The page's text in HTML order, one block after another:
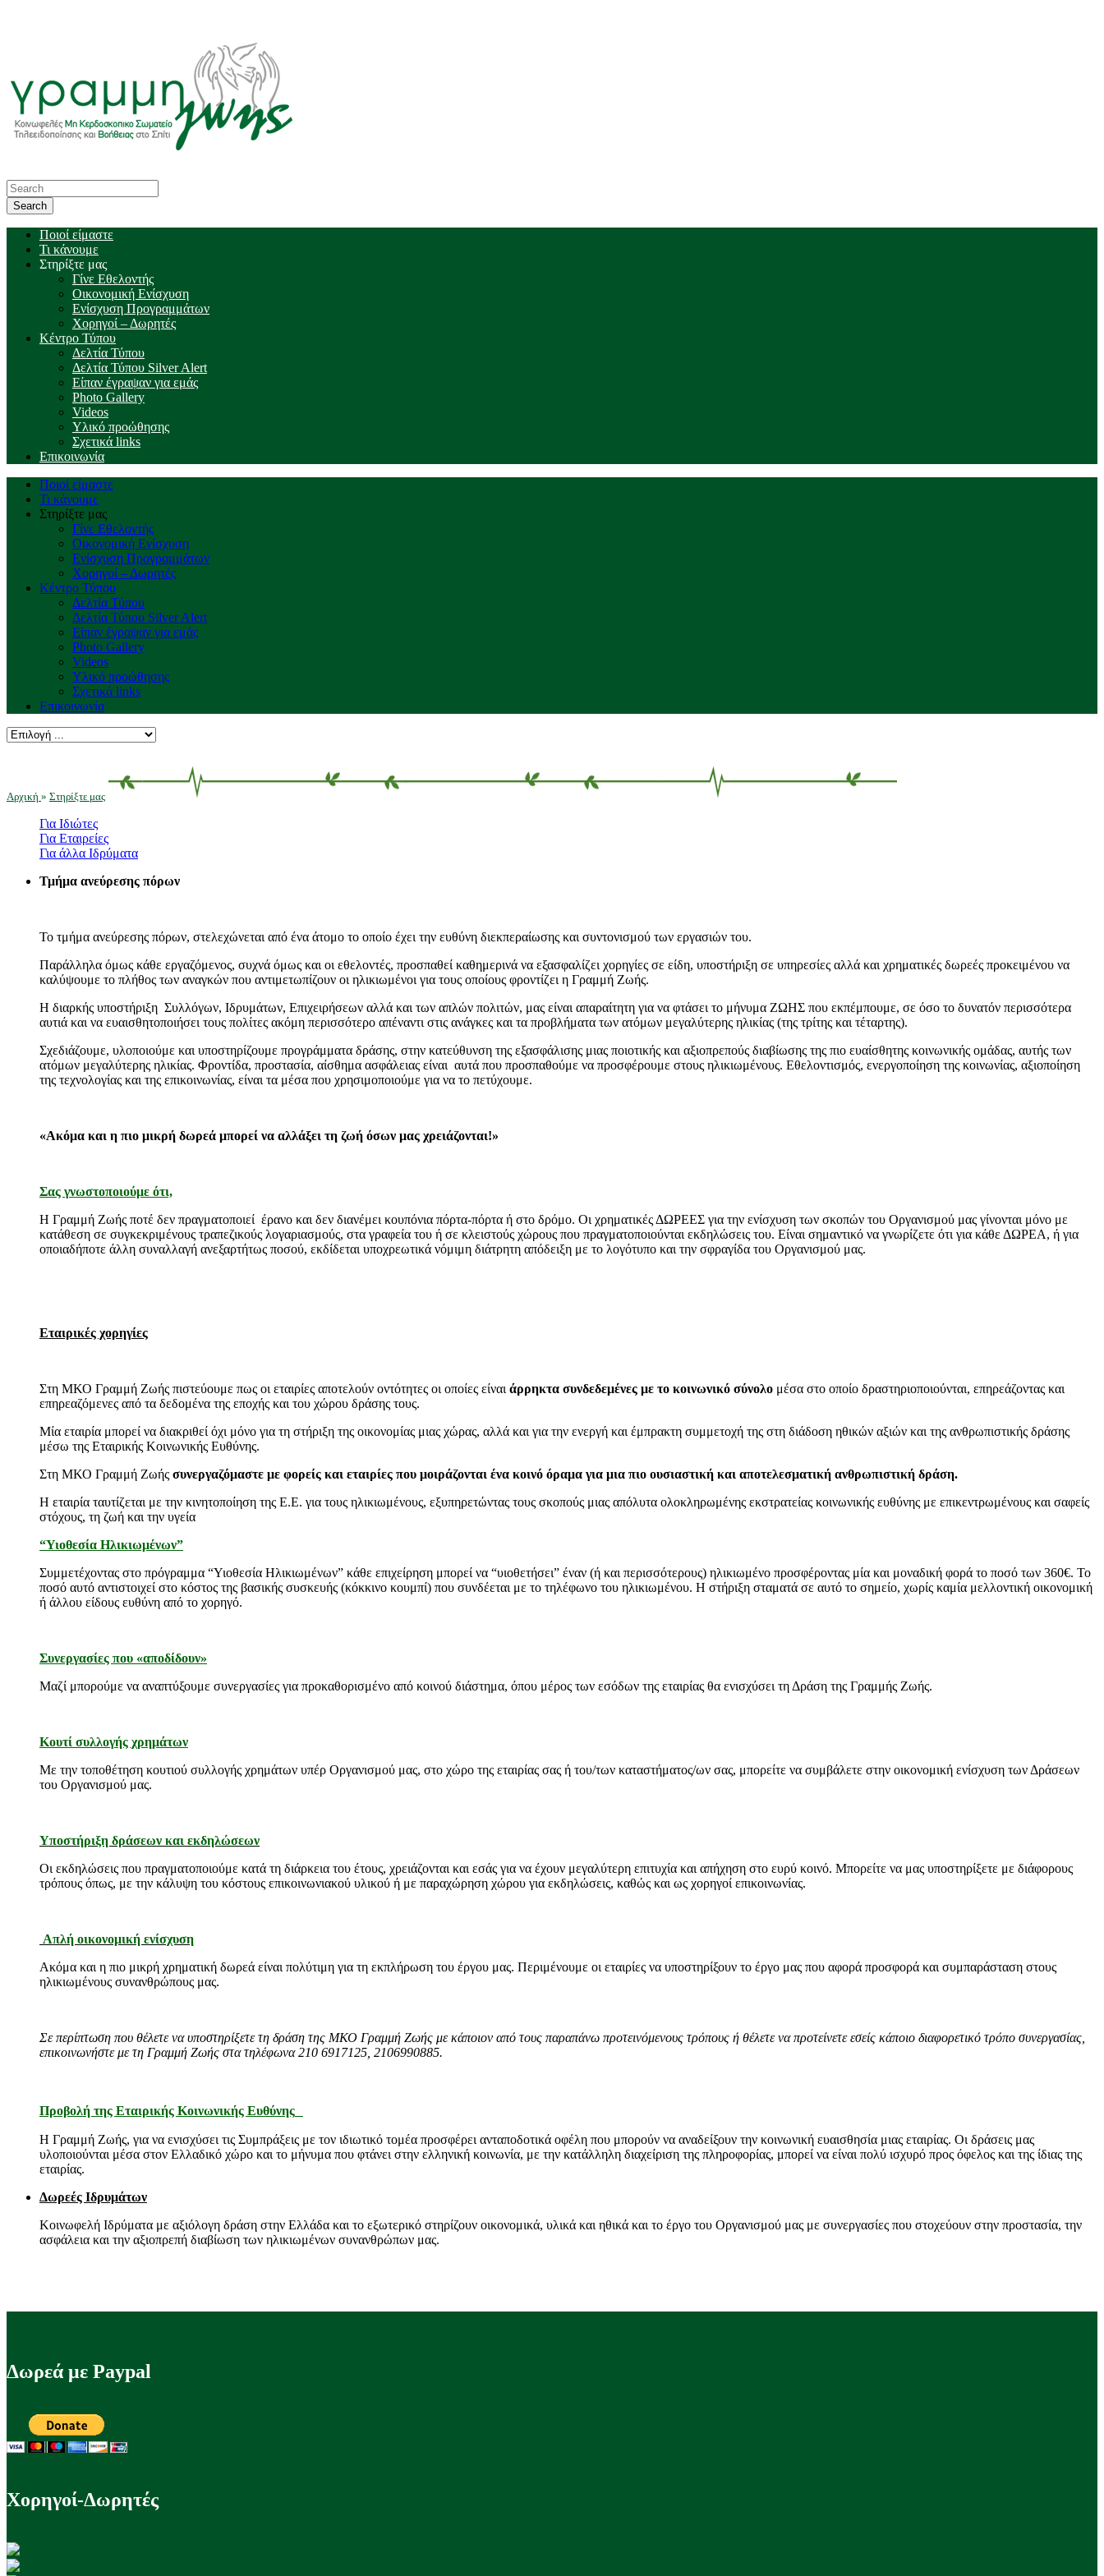
Ποιοί είμαστε
Τι κάνουμε
Στηρίξτε μας
Γίνε Εθελοντής
Οικονομική Ενίσχυση
Ενίσχυση Προγραμμάτων
Χορηγοί – Δωρητές
Κέντρο Τύπου
Δελτία Τύπου
Δελτία Τύπου Silver Alert
Είπαν έγραψαν για εμάς
Photo Gallery
Videos
Υλικό προώθησης
Σχετικά links
Επικοινωνία
Ποιοί είμαστε
Τι κάνουμε
Στηρίξτε μας
Γίνε Εθελοντής
Οικονομική Ενίσχυση
Ενίσχυση Προγραμμάτων
Χορηγοί – Δωρητές
Κέντρο Τύπου
Δελτία Τύπου
Δελτία Τύπου Silver Alert
Είπαν έγραψαν για εμάς
Photo Gallery
Videos
Υλικό προώθησης
Σχετικά links
Επικοινωνία
Αρχική » Στηρίξτε μας
Για Ιδιώτες
Για Εταιρείες
Για άλλα Ιδρύματα
Τμήμα ανεύρεσης πόρων
Το τμήμα ανεύρεσης πόρων, στελεχώνεται από ένα άτομο το οποίο έχει την ευθύνη διεκπεραίωσης και συντονισμού των εργασιών του.
Παράλληλα όμως κάθε εργαζόμενος, συχνά όμως και οι εθελοντές, προσπαθεί καθημερινά να εξασφαλίζει χορηγίες σε είδη, υποστήριξη σε υπηρεσίες αλλά και χρηματικές δωρεές προκειμένου να
καλύψουμε το πλήθος των αναγκών που αντιμετωπίζουν οι ηλικιωμένοι για τους οποίους φροντίζει η Γραμμή Ζωής.
Η διαρκής υποστήριξη Συλλόγων, Ιδρυμάτων, Επιχειρήσεων αλλά και των απλών πολιτών, μας είναι απαραίτητη για να φτάσει το μήνυμα ΖΩΗΣ που εκπέμπουμε, σε όσο το δυνατόν περισσότερα
αυτιά και να ευαισθητοποιήσει τους πολίτες ακόμη περισσότερο απέναντι στις ανάγκες και τα προβλήματα των ατόμων μεγαλύτερης ηλικίας (της τρίτης και τέταρτης).
Σχεδιάζουμε, υλοποιούμε και υποστηρίζουμε προγράμματα δράσης, στην κατεύθυνση της εξασφάλισης μιας ποιοτικής και αξιοπρεπούς διαβίωσης της πιο ευαίσθητης κοινωνικής ομάδας, αυτής των
ατόμων μεγαλύτερης ηλικίας. Φροντίδα, προστασία, αίσθημα ασφάλειας είναι αυτά που προσπαθούμε να προσφέρουμε στους ηλικιωμένους. Εθελοντισμός, ενεργοποίηση της κοινωνίας, αξιοποίηση
της τεχνολογίας και της επικοινωνίας, είναι τα μέσα που χρησιμοποιούμε για να το πετύχουμε.
«Ακόμα και η πιο μικρή δωρεά μπορεί να αλλάξει τη ζωή όσων μας χρειάζονται!»
Σας γνωστοποιούμε ότι,
Η Γραμμή Ζωής ποτέ δεν πραγματοποιεί έρανο και δεν διανέμει κουπόνια πόρτα-πόρτα ή στο δρόμο. Οι χρηματικές ΔΩΡΕΕΣ για την ενίσχυση των σκοπών του Οργανισμού μας γίνονται μόνο με
κατάθεση σε συγκεκριμένους τραπεζικούς λογαριασμούς, στα γραφεία του ή σε κλειστούς χώρους που πραγματοποιούνται εκδηλώσεις του. Είναι σημαντικό να γνωρίζετε ότι για κάθε ΔΩΡΕΑ, ή για
οποιαδήποτε άλλη συναλλαγή ανεξαρτήτως ποσού, εκδίδεται υποχρεωτικά νόμιμη διάτρητη απόδειξη με το λογότυπο και την σφραγίδα του Οργανισμού μας.
Εταιρικές χορηγίες
Στη ΜΚΟ Γραμμή Ζωής πιστεύουμε πως οι εταιρίες αποτελούν οντότητες οι οποίες είναι άρρηκτα συνδεδεμένες με το κοινωνικό σύνολο μέσα στο οποίο δραστηριοποιούνται, επηρεάζοντας και
επηρεαζόμενες από τα δεδομένα της εποχής και του χώρου δράσης τους.
Μία εταιρία μπορεί να διακριθεί όχι μόνο για τη στήριξη της οικονομίας μιας χώρας, αλλά και για την ενεργή και έμπρακτη συμμετοχή της στη διάδοση ηθικών αξιών και της ανθρωπιστικής δράσης
μέσω της Εταιρικής Κοινωνικής Ευθύνης.
Στη ΜΚΟ Γραμμή Ζωής συνεργαζόμαστε με φορείς και εταιρίες που μοιράζονται ένα κοινό όραμα για μια πιο ουσιαστική και αποτελεσματική ανθρωπιστική δράση.
Η εταιρία ταυτίζεται με την κινητοποίηση της Ε.Ε. για τους ηλικιωμένους, εξυπηρετώντας τους σκοπούς μιας απόλυτα ολοκληρωμένης εκστρατείας κοινωνικής ευθύνης με επικεντρωμένους και σαφείς
στόχους, τη ζωή και την υγεία
“Υιοθεσία Ηλικιωμένων”
Συμμετέχοντας στο πρόγραμμα “Υιοθεσία Ηλικιωμένων” κάθε επιχείρηση μπορεί να “υιοθετήσει” έναν (ή και περισσότερους) ηλικιωμένο προσφέροντας μία και μοναδική φορά το ποσό των 360€. Το
ποσό αυτό αντιστοιχεί στο κόστος της βασικής συσκευής (κόκκινο κουμπί) που συνδέεται με το τηλέφωνο του ηλικιωμένου. Η στήριξη σταματά σε αυτό το σημείο, χωρίς καμία μελλοντική οικονομική
ή άλλου είδους ευθύνη από το χορηγό.
Συνεργασίες που «αποδίδουν»
Μαζί μπορούμε να αναπτύξουμε συνεργασίες για προκαθορισμένο από κοινού διάστημα, όπου μέρος των εσόδων της εταιρίας θα ενισχύσει τη Δράση της Γραμμής Ζωής.
Κουτί συλλογής χρημάτων
Με την τοποθέτηση κουτιού συλλογής χρημάτων υπέρ Οργανισμού μας, στο χώρο της εταιρίας σας ή του/των καταστήματος/ων σας, μπορείτε να συμβάλετε στην οικονομική ενίσχυση των Δράσεων
του Οργανισμού μας.
Υποστήριξη δράσεων και εκδηλώσεων
Οι εκδηλώσεις που πραγματοποιούμε κατά τη διάρκεια του έτους, χρειάζονται και εσάς για να έχουν μεγαλύτερη επιτυχία και απήχηση στο ευρύ κοινό. Μπορείτε να μας υποστηρίξετε με διάφορους
τρόπους όπως, με την κάλυψη του κόστους επικοινωνιακού υλικού ή με παραχώρηση χώρου για εκδηλώσεις, καθώς και ως χορηγοί επικοινωνίας.
Απλή οικονομική ενίσχυση
Ακόμα και η πιο μικρή χρηματική δωρεά είναι πολύτιμη για τη εκπλήρωση του έργου μας. Περιμένουμε οι εταιρίες να υποστηρίξουν το έργο μας που αφορά προσφορά και συμπαράσταση στους
ηλικιωμένους συνανθρώπους μας.
Σε περίπτωση που θέλετε να υποστηρίξετε τη δράση της ΜΚΟ Γραμμή Ζωής με κάποιον από τους παραπάνω προτεινόμενους τρόπους ή θέλετε να προτείνετε εσείς κάποιο διαφορετικό τρόπο συνεργασίας,
επικοινωνήστε με τη Γραμμή Ζωής στα τηλέφωνα 210 6917125, 2106990885.
Προβολή της Εταιρικής Κοινωνικής Ευθύνης
Η Γραμμή Ζωής, για να ενισχύσει τις Συμπράξεις με τον ιδιωτικό τομέα προσφέρει ανταποδοτικά οφέλη που μπορούν να αναδείξουν την κοινωνική ευαισθησία μιας εταιρίας. Οι δράσεις μας
υλοποιούνται μέσα στον Ελλαδικό χώρο και το μήνυμα που φτάνει στην ελληνική κοινωνία, με την κατάλληλη διαχείριση της πληροφορίας, μπορεί να είναι πολύ ισχυρό προς όφελος και της ίδιας της
εταιρίας.
Δωρεές Ιδρυμάτων
Κοινωφελή Ιδρύματα με αξιόλογη δράση στην Ελλάδα και το εξωτερικό στηρίζουν οικονομικά, υλικά και ηθικά και το έργο του Οργανισμού μας με συνεργασίες που στοχεύουν στην προστασία, την
ασφάλεια και την αξιοπρεπή διαβίωση των ηλικιωμένων συνανθρώπων μας.
Δωρεά με Paypal
Χορηγοί-Δωρητές